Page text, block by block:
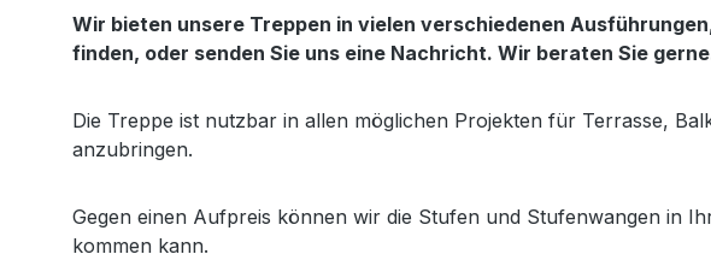
Wir bieten unsere Treppen in vielen verschiedenen
finden, oder senden Sie uns eine Nachricht. Wir beraten Sie
Die Treppe ist nutzbar in allen möglichen Projekten für Terrasse,
anzubringen.
Gegen einen Aufpreis können wir die Stufen und Stufenwangen in
kommen kann.